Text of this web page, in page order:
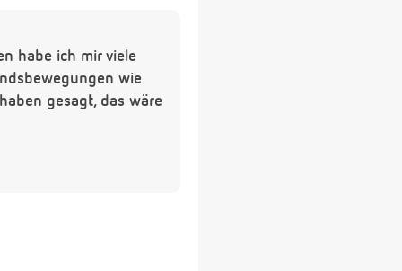
habe ich mir viele
wie
gesagt, das wäre